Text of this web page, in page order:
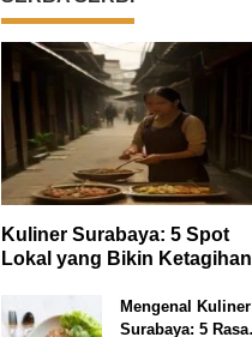
Kuliner Surabaya: 5 Spot
Lokal yang Bikin Ketagihan
Mengenal Kuliner
Surabaya: 5 Rasa